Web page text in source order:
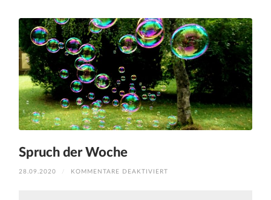
Spruch der Woche
28.09.2020 / KOMMENTARE DEAKTIVIERT